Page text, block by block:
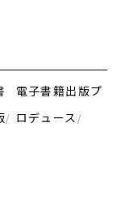
電子書籍出版プ
ロデュース